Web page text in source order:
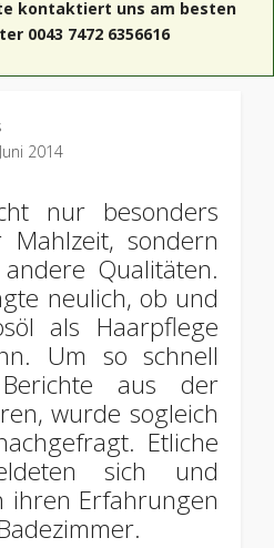
kontaktiert uns am besten
0043 7472 6356616
2014
nur besonders
sondern
Qualitäten.
neulich, ob und
als Haarpflege
Um so schnell
aus der
wurde sogleich
Etliche
sich und
ihren Erfahrungen